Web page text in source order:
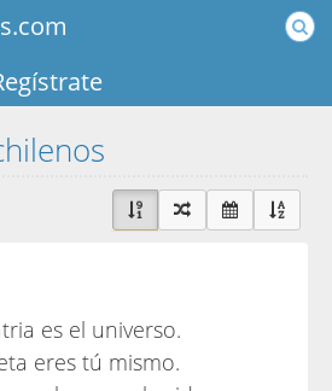
es el universo.
eres tú mismo.